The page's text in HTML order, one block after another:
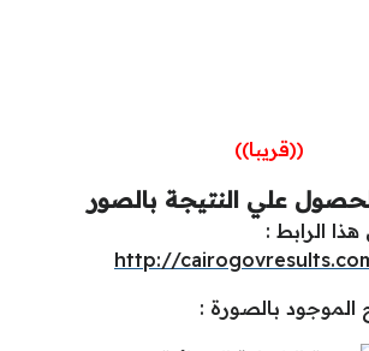
((قريبا))
علي النتيجة بالصور
الرابط :
http://
الموجود بالصورة :